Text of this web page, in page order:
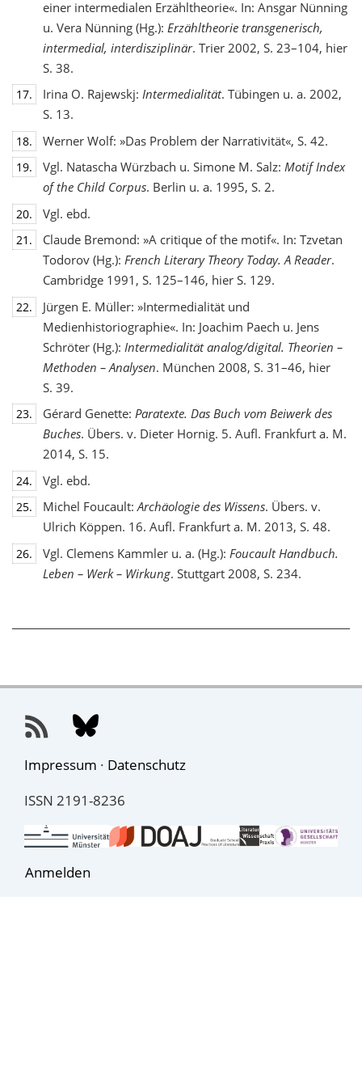
einer intermedialen Erzähltheorie«. In: Ansgar Nünning
u. Vera Nünning (Hg.): Erzähltheorie transgenerisch,
intermedial, interdisziplinär. Trier 2002, S. 23–104, hier
S. 38.
17. Irina O. Rajewskj: Intermedialität. Tübingen u. a. 2002,
S. 13.
18. Werner Wolf: »Das Problem der Narrativität«, S. 42.
19. Vgl. Natascha Würzbach u. Simone M. Salz: Motif Index
of the Child Corpus. Berlin u. a. 1995, S. 2.
20. Vgl. ebd.
21.
Claude Bremond: »A critique of the motif«. In: Tzvetan
Todorov (Hg.): French Literary Theory Today. A Reader.
Cambridge 1991, S. 125–146, hier S. 129.
22.
Jürgen E. Müller: »Intermedialität und
Medienhistoriographie«. In: Joachim Paech u. Jens
Schröter (Hg.): Intermedialität analog/digital. Theorien –
Methoden – Analysen. München 2008, S. 31–46, hier
S. 39.
23. Gérard Genette: Paratexte. Das Buch vom Beiwerk des
Buches. Übers. v. Dieter Hornig. 5. Aufl. Frankfurt a. M.
2014, S. 15.
24. Vgl. ebd.
25. Michel Foucault:Archäologie des Wissens. Übers. v.
Ulrich Köppen. 16. Aufl. Frankfurt a. M. 2013, S. 48.
26. Vgl. Clemens Kammler u. a. (Hg.): Foucault Handbuch.
Leben – Werk – Wirkung. Stuttgart 2008, S. 234.
Impressum · Datenschutz
ISSN 2191-8236
Anmelden